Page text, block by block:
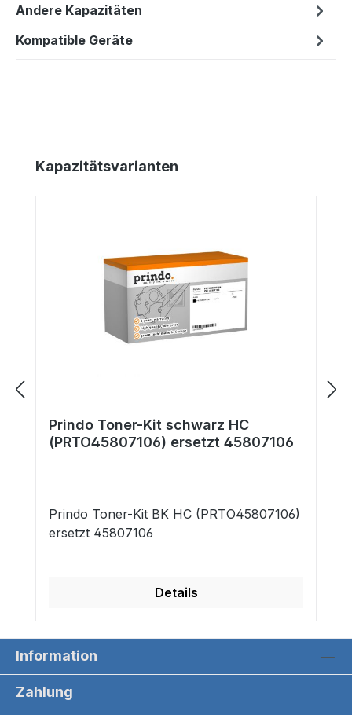
Andere Kapazitäten
Kompatible Geräte
Produktgalerie überspringen
Kapazitätsvarianten
Prindo Toner-Kit schwarz HC
(PRTO45807106) ersetzt 45807106
Prindo Toner-Kit BK HC (PRTO45807106)
ersetzt 45807106
Details
Information
Zahlung